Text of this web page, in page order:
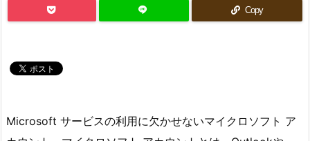
Copy
Microsoft サービスの利用に欠かせないマイクロソフト ア